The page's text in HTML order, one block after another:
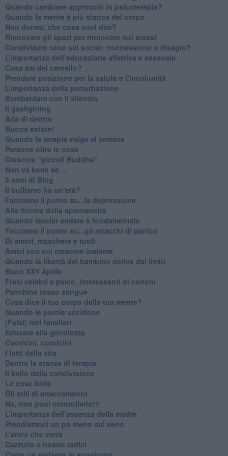
Quando cambiare approccio in psicoterapia?
​Quando la mente è più stanca del corpo
Non dormo, che cosa vuol dire?
​Rinnovare gli spazi per rinnovare noi stessi
​Condividere tutto sui social: connessione o disagio?
​L’importanza dell’educazione affettiva e sessuale
​Cosa sai del cervello?
Prendere posizione per la salute e l’incolumità
L’importanza della perturbazione
​Bombardare con il silenzio
Il gaslighting
Aria di rientro
Buona estate!
​Quando la terapia volge al termine
​Persone oltre le cose
​Crescere “piccoli Buddha”
Non va bene se…
​5 anni di Blog
​Il bullismo ha un’età?
Facciamo il punto su...la depressione
​Alla ricerca della spontaneità
​Quando lasciar andare è fondamentale
Facciamo il punto su...gli attacchi di panico
Di amori, maschere e ruoli
​Amici con cui crescere insieme
​Quando la libertà del bambino deriva dai limiti
Buon XXV Aprile
​Frasi celebri e psico_interessanti di cartoni
​Panchine rosso sangue
​Cosa dice il tuo corpo della tua mente?
​Quando le parole uccidono
​(Falsi) miti familiari
​Educare alla gentilezza
​Cuoricini, cuoricini
I lutti della vita
​Dentro la stanza di terapia
​Il bello della condivisione
Le cose belle
​Gli stili di attaccamento
No, non puoi controllarlo!!!
​L’importanza dell’assenza della madre
​Prendiamoci un pò meno sul serio
​L’anno che verrà
​Cazzullo e nostre radici